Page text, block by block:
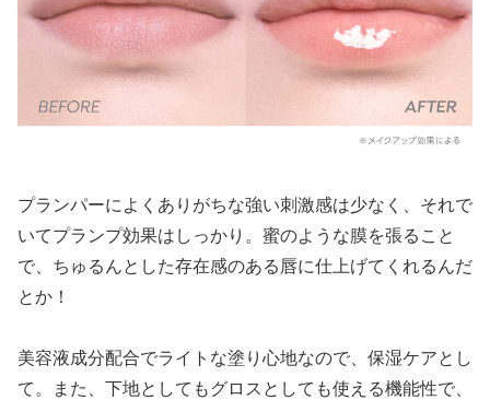
プランパーによくありがちな強い刺激感は少なく、それで
いてプランプ効果はしっかり。蜜のような膜を張ること
で、ちゅるんとした存在感のある唇に仕上げてくれるんだ
とか！
美容液成分配合でライトな塗り心地なので、保湿ケアとし
て。また、下地としてもグロスとしても使える機能性で、